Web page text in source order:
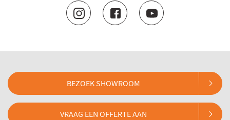
BEZOEK SHOWROOM
VRAAG EEN OFFERTE AAN